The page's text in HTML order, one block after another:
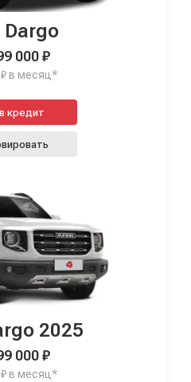
Dargo
000 ₽
в месяц*
Купить в кредит
2025
000 ₽
в месяц*